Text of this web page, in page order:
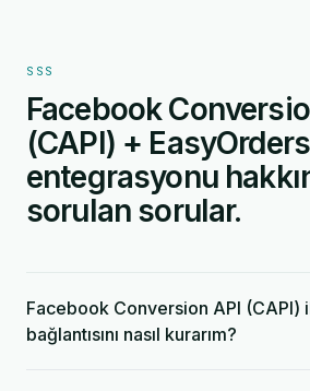
SSS
Facebook
(CAPI) + EasyOrders
entegrasyonu
sorulan sorular.
Facebook Conversion API (CAPI)
bağlantısını nasıl kurarım?